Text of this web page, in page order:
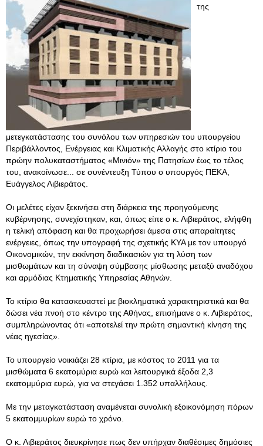
της
μετεγκατάστασης του συνόλου των υπηρεσιών του υπουργείου
Περιβάλλοντος, Ενέργειας και Κλιματικής Αλλαγής στο κτίριο του
πρώην πολυκαταστήματος «Μινιόν» της Πατησίων έως το τέλος
του, ανακοίνωσε... σε συνέντευξη Τύπου ο υπουργός ΠΕΚΑ,
Ευάγγελος Λιβιεράτος.
Οι μελέτες είχαν ξεκινήσει στη διάρκεια της προηγούμενης
κυβέρνησης, συνεχίστηκαν, και, όπως είπε ο κ. Λιβιεράτος, ελήφθη
η τελική απόφαση και θα προχωρήσει άμεσα στις απαραίτητες
ενέργειες, όπως την υπογραφή της σχετικής ΚΥΑ με τον υπουργό
Οικονομικών, την εκκίνηση διαδικασιών για τη λύση των
μισθωμάτων και τη σύναψη σύμβασης μίσθωσης μεταξύ αναδόχου
και αρμόδιας Κτηματικής Υπηρεσίας Αθηνών.
Το κτίριο θα κατασκευαστεί με βιοκληματικά χαρακτηριστικά και θα
δώσει νέα πνοή στο κέντρο της Αθήνας, επισήμανε ο κ. Λιβιεράτος,
συμπληρώνοντας ότι «αποτελεί την πρώτη σημαντική κίνηση της
νέας ηγεσίας».
Το υπουργείο νοικιάζει 28 κτίρια, με κόστος το 2011 για τα
μισθώματα 6 εκατομύρια ευρώ και λειτουργικά έξοδα 2,3
εκατομμύρια ευρώ, για να στεγάσει 1.352 υπαλλήλους.
Με την μεταγκατάσταση αναμένεται συνολική εξοικονόμηση πόρων
5 εκατομμυρίων ευρώ το χρόνο.
Ο κ. Λιβιεράτος διευκρίνησε πως δεν υπήρχαν διαθέσιμες δημόσιες